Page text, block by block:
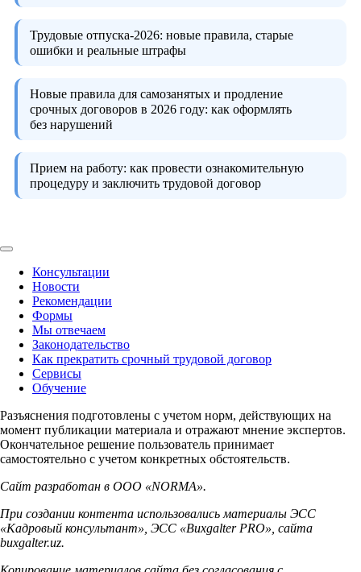
Трудовые отпуска-2026: новые правила, старые
ошибки и реальные штрафы
Новые правила для самозанятых и продление
срочных договоров в 2026 году: как оформлять
без нарушений
Прием на работу: как провести ознакомительную
процедуру и заключить трудовой договор
Консультации
Новости
Рекомендации
Формы
Мы отвечаем
Законодательство
Как прекратить срочный трудовой договор
Сервисы
Обучение
Разъяснения подготовлены с учетом норм, действующих на
момент публикации материала и отражают мнение экспертов.
Окончательное решение пользователь принимает
самостоятельно с учетом конкретных обстоятельств.
Сайт разработан в ООО «NORMA».
При создании контента использовались материалы ЭСС
«Кадровый консультант», ЭСС «Buxgalter PRO», сайта
buxgalter.uz.